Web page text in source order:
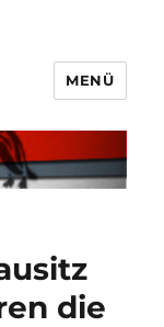
MENÜ
die